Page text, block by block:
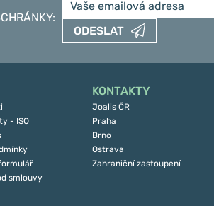
:
ODESLAT
- ISO
smlouvy
KONTAKTY
Joalis ČR
Praha
Brno
Ostrava
Zahraniční zastoupení